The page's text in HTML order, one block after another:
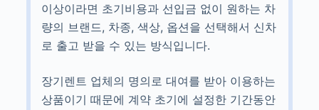
이상이라면 초기비용과 선입금 없이 원하는 차
량의 브랜드, 차종, 색상, 옵션을 선택해서 신차
로 출고 받을 수 있는 방식입니다.
장기렌트 업체의 명의로 대여를 받아 이용하는
상품이기 때문에 계약 초기에 설정한 기간동안